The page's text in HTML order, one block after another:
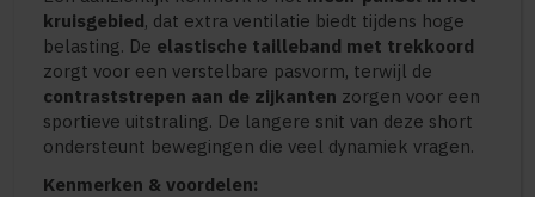
kruisgebied, dat extra ventilatie biedt tijdens hoge
belasting. De elastische tailleband met trekkoord
zorgt voor een verstelbare pasvorm, terwijl de
contraststrepen aan de zijkanten zorgen voor een
sportieve uitstraling. De langere snit van deze short
ondersteunt bewegingen die veel dynamiek vragen.
Kenmerken & voordelen: